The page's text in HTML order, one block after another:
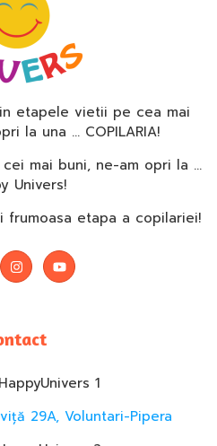
etapele vietii pe cea mai
la una … COPILARIA!
mai buni, ne-am opri la …
Univers!
frumoasa etapa a copilariei!
1
29A, Voluntari-Pipera